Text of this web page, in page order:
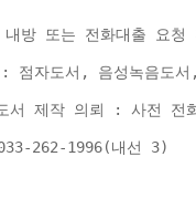
방 또는 전화대출 요
점자도서, 음성녹음도
서 제작 의뢰 : 사전 전
262-1996(내선 3)